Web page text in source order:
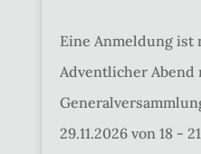
Eine Anmeldung ist
Adventlicher Abend
29.11.2026 von 18 -